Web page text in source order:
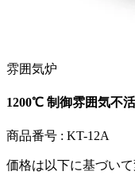
雰囲気炉
1200℃ 制御雰囲気不
商品番号 : KT-12A
価格は以下に基づい